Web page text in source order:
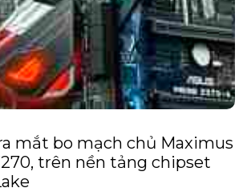
mắt bo mạch chủ Maximus
trên nền tảng chipset